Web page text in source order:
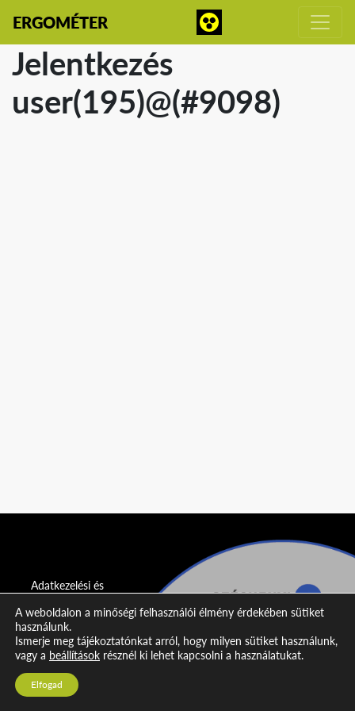
ERGOMÉTER
Jelentkezés
user(195)@(#9098)
Adatkezelési és
nyilatkozat
Impresszum
Kapcsolat
A weboldalon a minőségi felhasználói élmény érdekében sütiket
használunk.
Ismerje meg tájékoztatónkat arról, hogy milyen sütiket használunk,
vagy a beállítások résznél ki lehet kapcsolni a használatukat.
Elfogad